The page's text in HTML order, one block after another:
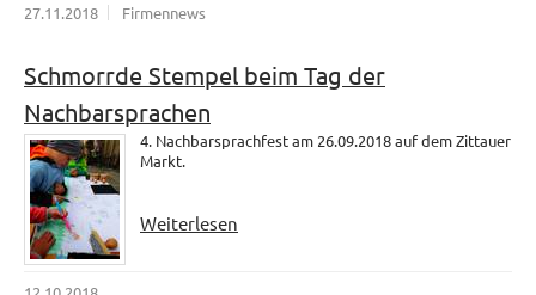
27.11.2018 Firmennews
Schmorrde Stempel beim Tag der
Nachbarsprachen
4. Nachbarsprachfest am 26.09.2018 auf dem Zittauer
Markt.
Weiterlesen